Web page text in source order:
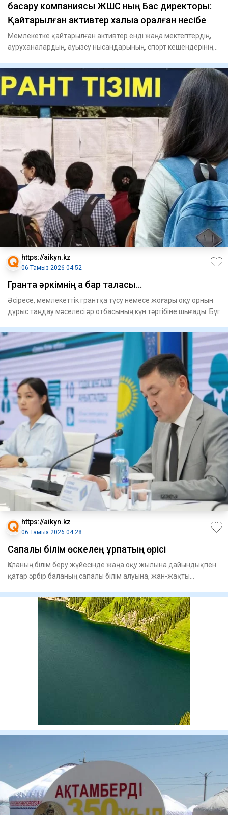
басқару компаниясы ЖШС ның Бас директоры:
Қайтарылған активтер халыққа оралған несібе
Мемлекетке қайтарылған активтер енді жаңа мектептердің,
аурухана­лардың, ауызсу нысандарының, спорт кешендерінің
https://aikyn.kz
06 Тамыз 2026 04:52
Грантқа әркімнің ақ бар таласы...
Әсіресе, мемлекеттік грантқа түсу немесе жоғары оқу орнын
дұрыс таңдау мәселесі әр отбасының күн тәртібіне шығады. Бүг
https://aikyn.kz
06 Тамыз 2026 04:28
Сапалы білім өскелең ұрпақтың өрісі
Қаланың білім беру жүйесінде жаңа оқу жылына дайындықпен
қатар әрбір баланың сапалы білім алуына, жан-жақты